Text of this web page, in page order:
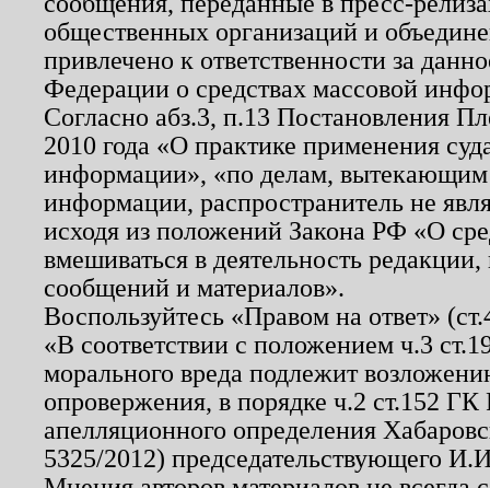
общественных организаций и
привлечено к ответственности за
Федерации о средствах массовой
Согласно абз.3, п.13 Постановления
2010 года «О практике применения
информации», «по делам, вытекающим
информации, распространитель не
исходя из положений Закона РФ «О
вмешиваться в деятельность
сообщений и материалов».
Воспользуйтесь «Правом на ответ»
«В соответствии с положением ч.3
морального вреда подлежит
опровержения, в порядке ч.2 ст.152
апелляционного определения
5325/2012) председательствующего